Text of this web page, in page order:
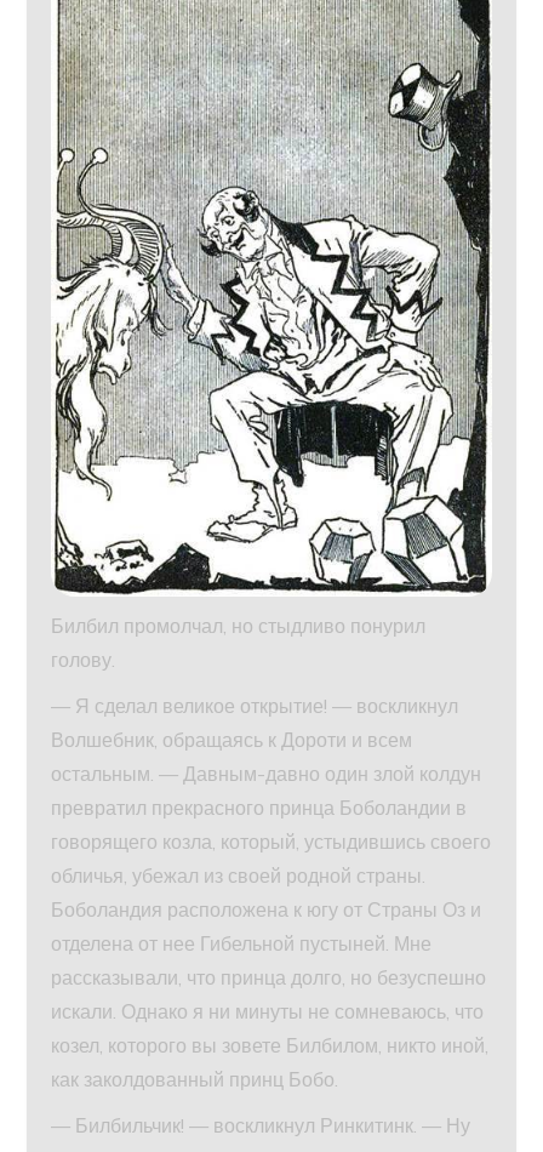
Билбил промолчал, но стыдливо понурил
голову.
— Я сделал великое открытие! — воскликнул
Волшебник, обращаясь к Дороти и всем
остальным. — Давным-давно один злой колдун
превратил прекрасного принца Боболандии в
говорящего козла, который, устыдившись своего
обличья, убежал из своей родной страны.
Боболандия расположена к югу от Страны Оз и
отделена от нее Гибельной пустыней. Мне
рассказывали, что принца долго, но безуспешно
искали. Однако я ни минуты не сомневаюсь, что
козел, которого вы зовете Билбилом, никто иной,
как заколдованный принц Бобо.
— Билбильчик! — воскликнул Ринкитинк. — Ну